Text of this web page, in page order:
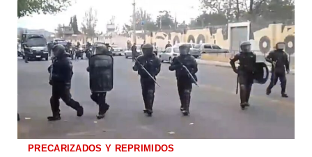
PRECARIZADOS Y REPRIMIDOS